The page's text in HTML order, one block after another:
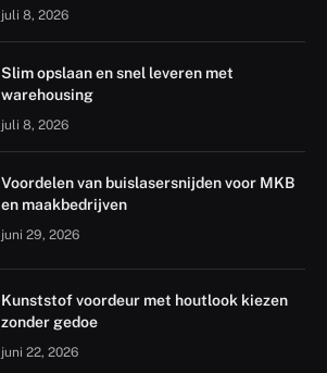
juli 8, 2026
Slim opslaan en snel leveren met
warehousing
juli 8, 2026
Voordelen van buislasersnijden voor MKB
en maakbedrijven
juni 29, 2026
Kunststof voordeur met houtlook kiezen
zonder gedoe
juni 22, 2026